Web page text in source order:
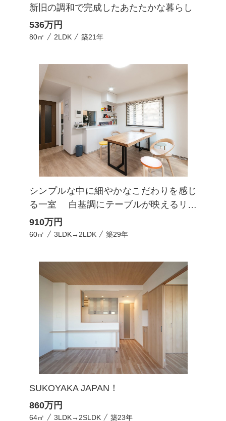
新旧の調和で完成したあたたかな暮らし
536万円
80㎡ 2LDK 築21年
シンプルな中に細やかなこだわりを感じ
る一室 白基調にテーブルが映えるリビ
ング
910万円
60㎡ 3LDK→2LDK 築29年
SUKOYAKA JAPAN！
860万円
64㎡ 3LDK→2SLDK 築23年